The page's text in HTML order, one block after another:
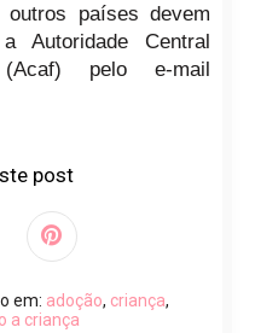
países devem
Autoridade Central
(Acaf) pelo e-mail
post
em: adoção, criança,
a criança